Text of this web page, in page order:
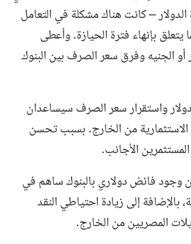
– كانت هناك مشكلة في التعامل
يتعلق بإنهاء فترة الحيازة. وأعطى
أو الجنيه وفرق سعر الصرف بين البنوك
واستقرار سعر الصرف سيساعدان
من الخارج. بسبب تحسن
الأجانب.
فائض دولاري بالبنوك ساهم في
بالإضافة إلى زيادة احتياطي النقد
المصريين من الخارج.